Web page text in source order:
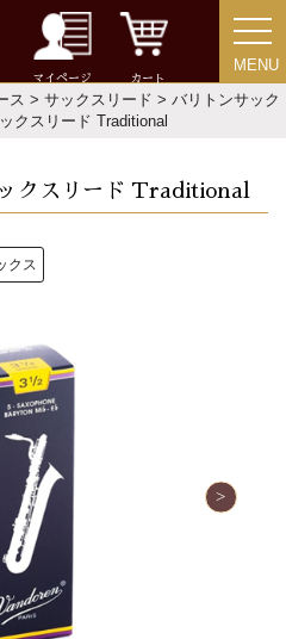
マイページ カート
MENU
MENU
ス > サックスリード > バリトンサック
クスリード Traditional
クスリード Traditional
クス